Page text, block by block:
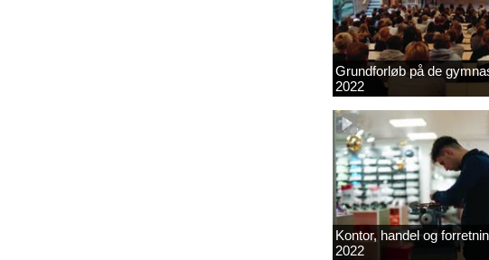
Grundforløb på de
2022
Kontor, handel og
2022